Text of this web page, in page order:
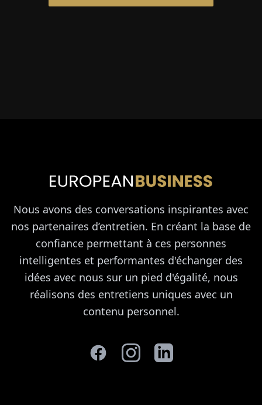
Nous avons des conversations inspirantes avec
nos partenaires d’entretien. En créant la base de
confiance permettant à ces personnes
intelligentes et performantes d'échanger des
idées avec nous sur un pied d'égalité, nous
réalisons des entretiens uniques avec un
contenu personnel.